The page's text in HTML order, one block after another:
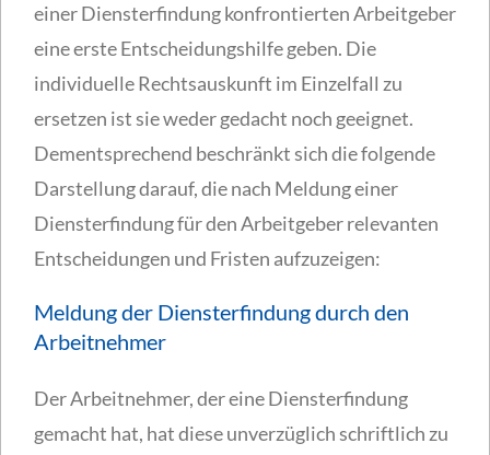
einer Diensterfindung konfrontierten Arbeitgeber
eine erste Entscheidungshilfe geben. Die
individuelle Rechtsauskunft im Einzelfall zu
ersetzen ist sie weder gedacht noch geeignet.
Dementsprechend beschränkt sich die folgende
Darstellung darauf, die nach Meldung einer
Diensterfindung für den Arbeitgeber relevanten
Entscheidungen und Fristen aufzuzeigen:
Meldung der Diensterfindung durch den
Arbeitnehmer
Der Arbeitnehmer, der eine Diensterfindung
gemacht hat, hat diese unverzüglich schriftlich zu